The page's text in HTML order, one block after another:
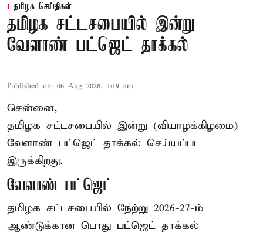
தமிழக செய்திகள்
தமிழக சட்டசபையில் இன்று
வேளாண் பட்ஜெட் தாக்கல்
Published on: 06 Aug 2026, 1:19 am
சென்னை,
தமிழக சட்டசபையில் இன்று (வியாழக்கிழமை)
வேளாண் பட்ஜெட் தாக்கல் செய்யப்பட
இருக்கிறது.
வேளாண் பட்ஜெட்
தமிழக சட்டசபையில் நேற்று 2026-27-ம்
ஆண்டுக்கான பொது பட்ஜெட் தாக்கல்